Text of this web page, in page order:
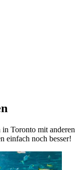
Toronto mit anderen
einfach noch besser!